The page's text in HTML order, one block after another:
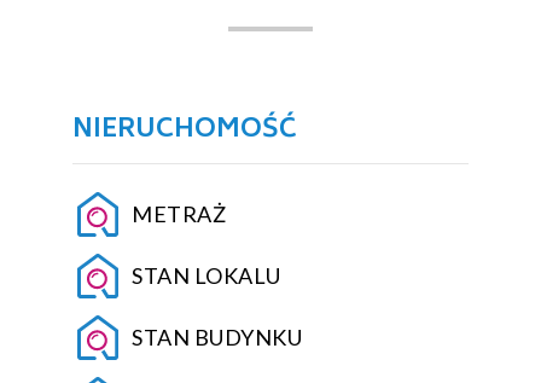
NIERUCHOMOŚĆ
METRAŻ
STAN LOKALU
STAN BUDYNKU